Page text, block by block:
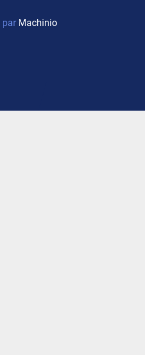
par Machinio